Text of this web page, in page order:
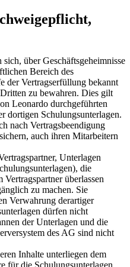
über Geschäftsgeheimnisse
Bereich des
der Vertragserfüllung bekannt
zu bewahren. Dies gilt
Leonardo durchgeführten
dortigen Schulungsunterlagen.
nach Vertragsbeendigung
auch ihren Mitarbeitern
Unterlagen
die
überlassen
zu machen. Sie
Verwahrung derartiger
dürfen nicht
der Unterlagen und die
des AG sind nicht
Inhalte unterliegen dem
für die Schulungsunterlagen.